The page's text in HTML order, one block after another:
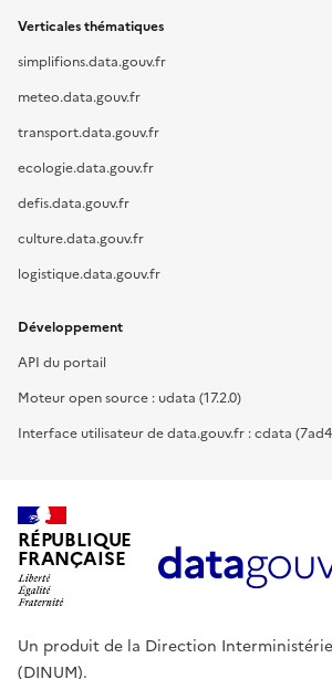
Verticales thématiques
simplifions.data.gouv.fr
meteo.data.gouv.fr
transport.data.gouv.fr
ecologie.data.gouv.fr
defis.data.gouv.fr
culture.data.gouv.fr
logistique.data.gouv.fr
Développement
API du portail
Moteur open source : udata (17.2.0)
Interface utilisateur de data.gouv.fr : cdata
RÉPUBLIQUE
FRANÇAISE
Un produit de la Direction
(DINUM).